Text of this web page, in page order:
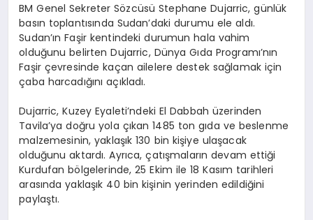
BM Genel Sekreter Sözcüsü Stephane Dujarric, günlük
basın toplantısında Sudan’daki durumu ele aldı.
Sudan’ın Faşir kentindeki durumun hala vahim
olduğunu belirten Dujarric, Dünya Gıda Programı’nın
Faşir çevresinde kaçan ailelere destek sağlamak için
çaba harcadığını açıkladı.
Dujarric, Kuzey Eyaleti’ndeki El Dabbah üzerinden
Tavila’ya doğru yola çıkan 1485 ton gıda ve beslenme
malzemesinin, yaklaşık 130 bin kişiye ulaşacak
olduğunu aktardı. Ayrıca, çatışmaların devam ettiği
Kurdufan bölgelerinde, 25 Ekim ile 18 Kasım tarihleri
arasında yaklaşık 40 bin kişinin yerinden edildiğini
paylaştı.